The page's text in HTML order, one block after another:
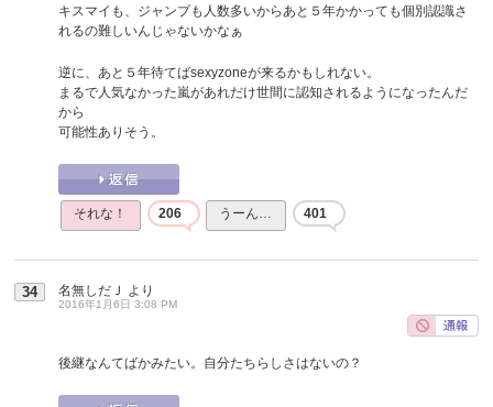
キスマイも、ジャンプも人数多いからあと５年かかっても個別認識さ
れるの難しいんじゃないかなぁ
逆に、あと５年待てばsexyzoneが来るかもしれない。
まるで人気なかった嵐があれだけ世間に認知されるようになったんだ
から
可能性ありそう。
それな！ 206 うーん… 401
34 名無しだＪ より
2016年1月6日 3:08 PM
後継なんてばかみたい。自分たちらしさはないの？